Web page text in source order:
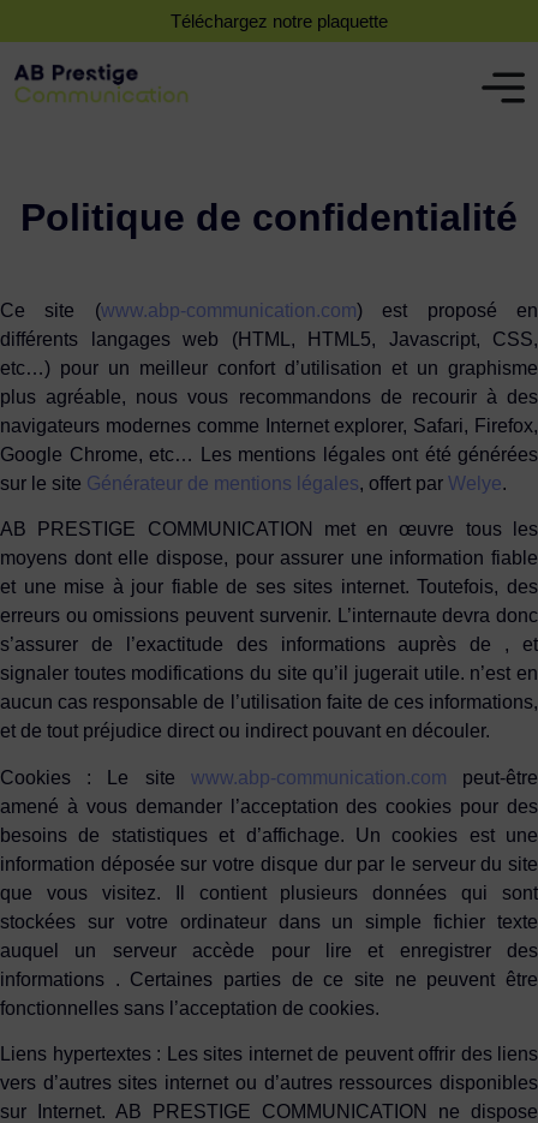
Téléchargez notre plaquette
Politique de confidentialité
Ce site (www.abp-communication.com) est proposé en
différents langages web (HTML, HTML5, Javascript, CSS,
etc…) pour un meilleur confort d’utilisation et un graphisme
plus agréable, nous vous recommandons de recourir à des
navigateurs modernes comme Internet explorer, Safari, Firefox,
Google Chrome, etc… Les mentions légales ont été générées
sur le site Générateur de mentions légales, offert par Welye.
AB PRESTIGE COMMUNICATION
met en œuvre tous les
moyens dont elle dispose, pour assurer une information fiable
et une mise à jour fiable de ses sites internet. Toutefois, des
erreurs ou omissions peuvent survenir. L’internaute devra donc
s’assurer de l’exactitude des informations auprès de , et
signaler toutes modifications du site qu’il jugerait utile. n’est en
aucun cas responsable de l’utilisation faite de ces informations,
et de tout préjudice direct ou indirect pouvant en découler.
Cookies : Le site www.abp-communication.com peut-être
amené à vous demander l’acceptation des cookies pour des
besoins de statistiques et d’affichage. Un cookies est une
information déposée sur votre disque dur par le serveur du site
que vous visitez. Il contient plusieurs données qui sont
stockées sur votre ordinateur dans un simple fichier texte
auquel un serveur accède pour lire et enregistrer des
informations . Certaines parties de ce site ne peuvent être
fonctionnelles sans l’acceptation de cookies.
Liens hypertextes : Les sites internet de peuvent offrir des liens
vers d’autres sites internet ou d’autres ressources disponibles
sur Internet. AB PRESTIGE COMMUNICATION ne dispose